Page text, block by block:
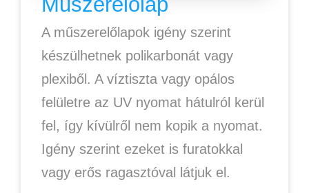
A műszerelőlapok igény szerint
készülhetnek polikarbonát vagy
plexiből. A víztiszta vagy opálos
felületre az UV nyomat hátulról kerül
fel, így kívülről nem kopik a nyomat.
Igény szerint ezeket is furatokkal
vagy erős ragasztóval látjuk el.